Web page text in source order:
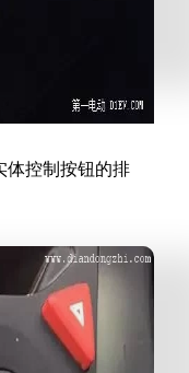
体控制按钮的排